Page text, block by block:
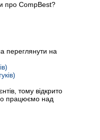
про CompBest?
переглянути на
тому відкрито
працюємо над